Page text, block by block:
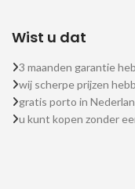
Wist u dat
3 maanden garantie
wij scherpe prijzen
gratis porto in
u kunt kopen zonder